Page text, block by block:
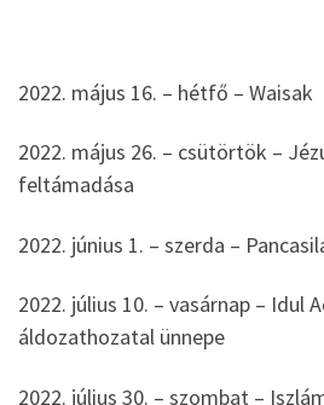
2022. május 16. – hétfő – Waisak
2022. május 26. – csütörtök –
feltámadása
2022. június 1. – szerda –
2022. július 10. – vasárnap – Idul
áldozathozatal ünnepe
2022. július 30. – szombat –